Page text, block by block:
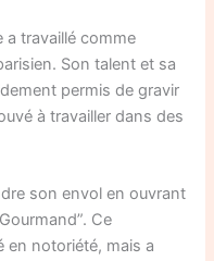
a travaillé comme
Son talent et sa
permis de gravir
à travailler dans des
son envol en ouvrant
Ce
en notoriété, mais a